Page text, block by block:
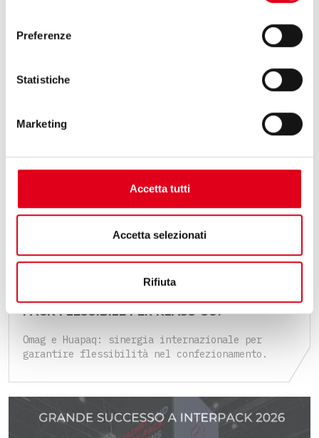
Preferenze
Statistiche
Marketing
Accetta tutti
Accetta selezionati
Rifiuta
OMAG E HUAPAQ, UNA SOLUZIONE STICK
PACK FLESSIBILE PER KLASS CO.
Omag e Huapaq: sinergia internazionale per
garantire flessibilità nel confezionamento.